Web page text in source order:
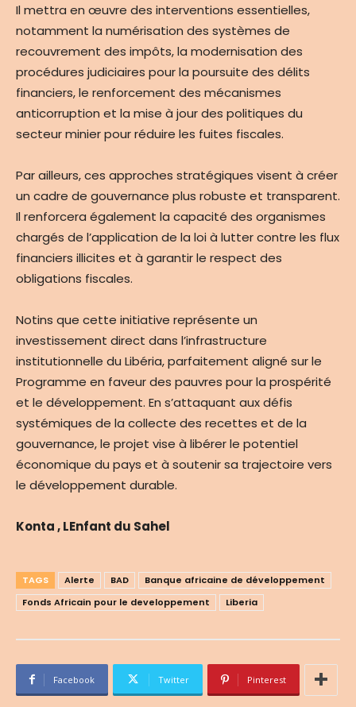
Il mettra en œuvre des interventions essentielles,
notamment la numérisation des systèmes de
recouvrement des impôts, la modernisation des
procédures judiciaires pour la poursuite des délits
financiers, le renforcement des mécanismes
anticorruption et la mise à jour des politiques du
secteur minier pour réduire les fuites fiscales.
Par ailleurs, ces approches stratégiques visent à créer
un cadre de gouvernance plus robuste et transparent.
Il renforcera également la capacité des organismes
chargés de l’application de la loi à lutter contre les flux
financiers illicites et à garantir le respect des
obligations fiscales.
Notins que cette initiative représente un
investissement direct dans l’infrastructure
institutionnelle du Libéria, parfaitement aligné sur le
Programme en faveur des pauvres pour la prospérité
et le développement. En s’attaquant aux défis
systémiques de la collecte des recettes et de la
gouvernance, le projet vise à libérer le potentiel
économique du pays et à soutenir sa trajectoire vers
le développement durable.
Konta , LEnfant du Sahel
TAGS Alerte BAD
Banque africaine de développement
Fonds Africain pour le developpement
Liberia
Facebook Twitter Pinterest